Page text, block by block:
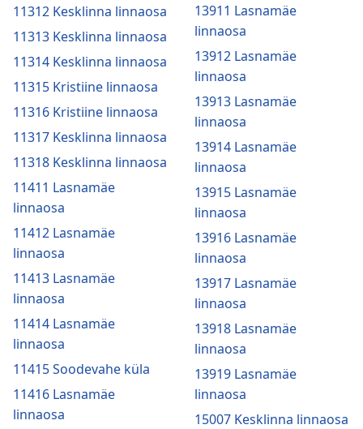
11312 Kesklinna linnaosa
11313 Kesklinna linnaosa
11314 Kesklinna linnaosa
11315 Kristiine linnaosa
11316 Kristiine linnaosa
11317 Kesklinna linnaosa
11318 Kesklinna linnaosa
11411 Lasnamäe
linnaosa
11412 Lasnamäe
linnaosa
11413 Lasnamäe
linnaosa
11414 Lasnamäe
linnaosa
11415 Soodevahe küla
11416 Lasnamäe
linnaosa
13911 Lasnamäe
linnaosa
13912 Lasnamäe
linnaosa
13913 Lasnamäe
linnaosa
13914 Lasnamäe
linnaosa
13915 Lasnamäe
linnaosa
13916 Lasnamäe
linnaosa
13917 Lasnamäe
linnaosa
13918 Lasnamäe
linnaosa
13919 Lasnamäe
linnaosa
15007 Kesklinna linnaosa